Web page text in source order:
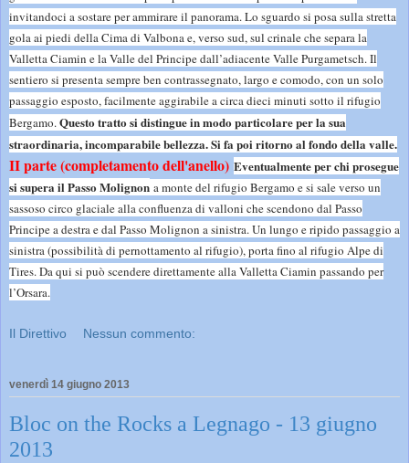
invitandoci a sostare per ammirare il panorama. Lo sguardo si posa sulla stretta
gola ai piedi della Cima di Valbona e, verso sud, sul crinale che separa la
Valletta Ciamin e la Valle del Principe dall’adiacente Valle Purgametsch. Il
sentiero si presenta sempre ben contrassegnato, largo e comodo, con un solo
passaggio esposto, facilmente aggirabile a circa dieci minuti sotto il rifugio
Bergamo.Questo tratto si distingue in modo particolare per la sua
straordinaria, incomparabile bellezza. Si fa poi ritorno al fondo della valle.
II parte (completamento dell'anello) Eventualmente per chi prosegue
si supera il Passo Molignon a monte del rifugio Bergamo e si sale verso un
sassoso circo glaciale alla confluenza di valloni che scendono dal Passo
Principe a destra e dal Passo Molignon a sinistra. Un lungo e ripido passaggio a
sinistra (possibilità di pernottamento al rifugio), porta fino al rifugio Alpe di
Tires. Da qui si può scendere direttamente alla Valletta Ciamin passando per
l’Orsara.
Il Direttivo Nessun commento:
venerdì 14 giugno 2013
Bloc on the Rocks a Legnago - 13 giugno
2013